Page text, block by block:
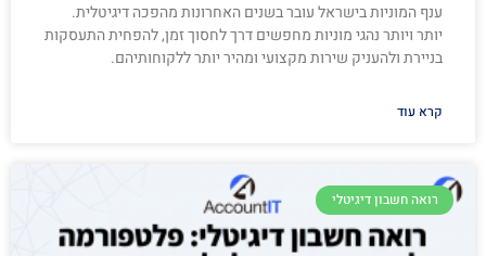
ענף המוניות בישראל עובר בשנים האחרונות מהפכה דיגיטלית.
יותר ויותר נהגי מוניות מחפשים דרך לחסוך זמן, להפחית התעסקות
בניירת ולהעניק שירות מקצועי ומהיר יותר ללקוחותיהם.
קרא עוד
רואה חשבון דיגיטלי